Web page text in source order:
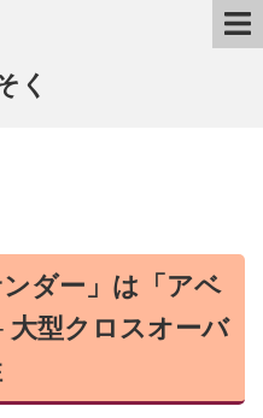
く
ダー」は「アベ
大型クロスオーバ